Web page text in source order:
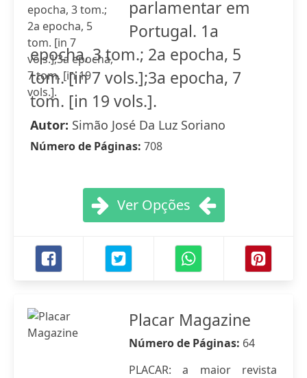
parlamentar em
Portugal. 1a
epocha, 3 tom.; 2a epocha, 5
tom. [in 7 vols.];3a epocha, 7
tom. [in 19 vols.].
Autor: Simão José Da Luz Soriano
Número de Páginas: 708
Ver Opções
Placar Magazine
Número de Páginas: 64
PLACAR: a maior revista